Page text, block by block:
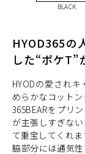
BLACK
HYOD365の
した“ポケT”
HYODの愛され
めらかなコットン
365BEARをプリ
が主張しすぎな
て重宝してくれま
脇部分には通気